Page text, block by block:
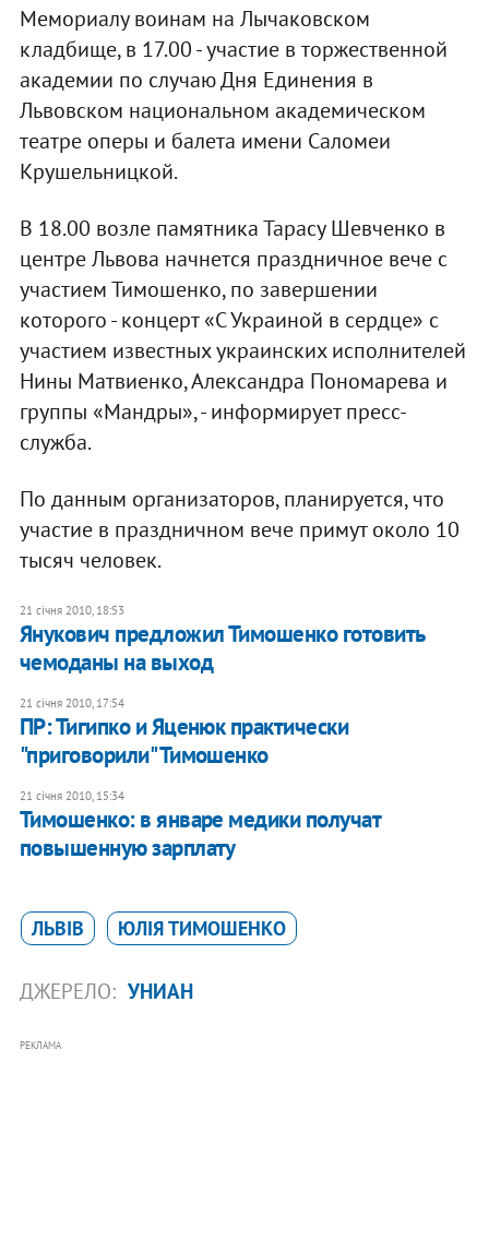
Мемориалу воинам на Лычаковском
кладбище, в 17.00 - участие в торжественной
академии по случаю Дня Единения в
Львовском национальном академическом
театре оперы и балета имени Саломеи
Крушельницкой.
В 18.00 возле памятника Тарасу Шевченко в
центре Львова начнется праздничное вече с
участием Тимошенко, по завершении
которого - концерт «С Украиной в сердце» с
участием известных украинских исполнителей
Нины Матвиенко, Александра Пономарева и
группы «Мандры», - информирует пресс-
служба.
По данным организаторов, планируется, что
участие в праздничном вече примут около 10
тысяч человек.
21 січня 2010, 18:53
Янукович предложил Тимошенко готовить
чемоданы на выход
21 січня 2010, 17:54
ПР: Тигипко и Яценюк практически
"приговорили" Тимошенко
21 січня 2010, 15:34
Тимошенко: в январе медики получат
повышенную зарплату
ЛЬВІВ ЮЛІЯ ТИМОШЕНКО
ДЖЕРЕЛО: УНИАН
РЕКЛАМА